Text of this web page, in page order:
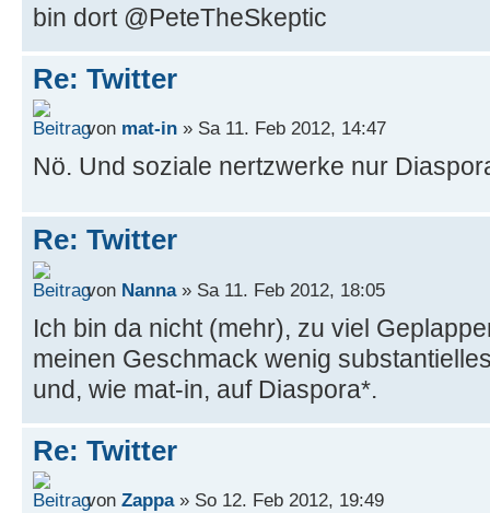
bin dort @PeteTheSkeptic
Re: Twitter
von mat-in » Sa 11. Feb 2012, 14:47
Nö. Und soziale nertzwerke nur
Re: Twitter
von Nanna» Sa 11. Feb 2012, 18:05
Ich bin da nicht (mehr), zu viel
meinen Geschmack wenig
und, wie mat-in, auf Diaspora*.
Re: Twitter
von Zappa» So 12. Feb 2012, 19:49